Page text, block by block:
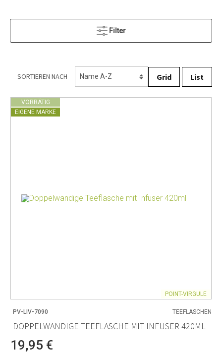
Filter
SORTIEREN NACH Grid List
VORRÄTIG
EIGENE MARKE
POINT-VIRGULE
PV-LIV-7090 TEEFLASCHEN
DOPPELWANDIGE TEEFLASCHE MIT INFUSER 420ML
19,95 €